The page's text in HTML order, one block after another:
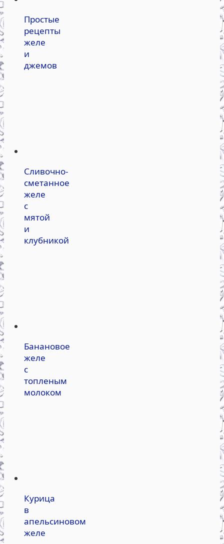
Простые
рецепты
желе
и
джемов
Сливочно-
сметанное
желе
с
мятой
и
клубникой
Банановое
желе
с
топленым
молоком
Курица
в
апельсиновом
желе